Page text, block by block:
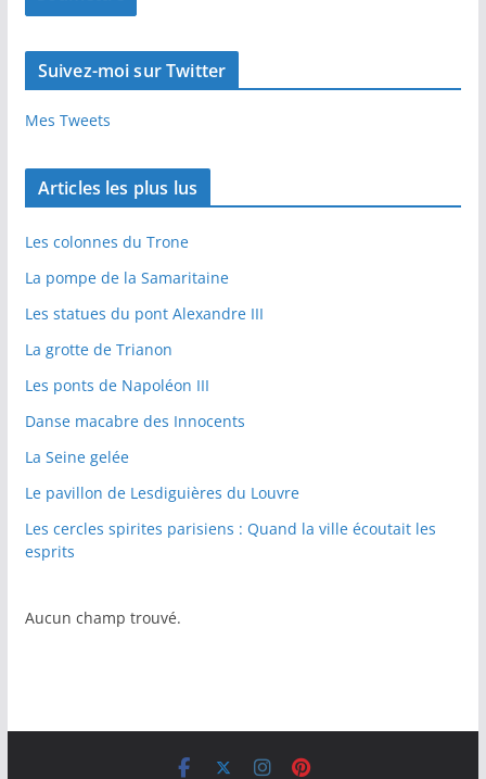
Suivez-moi sur Twitter
Mes Tweets
Articles les plus lus
Les colonnes du Trone
La pompe de la Samaritaine
Les statues du pont Alexandre III
La grotte de Trianon
Les ponts de Napoléon III
Danse macabre des Innocents
La Seine gelée
Le pavillon de Lesdiguières du Louvre
Les cercles spirites parisiens : Quand la ville écoutait les
esprits
Aucun champ trouvé.